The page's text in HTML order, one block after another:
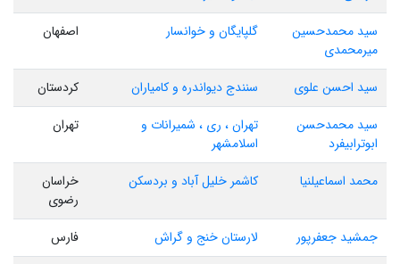
سید محمدحسین
میرمحمدی
گلپایگان و خوانسار اصفهان
سید احسن علوی سنندج دیواندره و کامیاران
کردستان
سید محمدحسن
ابوترابیفرد
تهران ، ری ، شمیرانات و
اسلامشهر
تهران
محمد اسماعیلنیا کاشمر خلیل آباد و بردسکن
خراسان
رضوی
جمشید جعفرپور
لارستان خنج و گراش
فارس